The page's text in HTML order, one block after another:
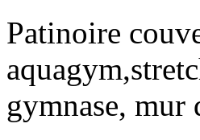
Patinoire
gymnase, mur